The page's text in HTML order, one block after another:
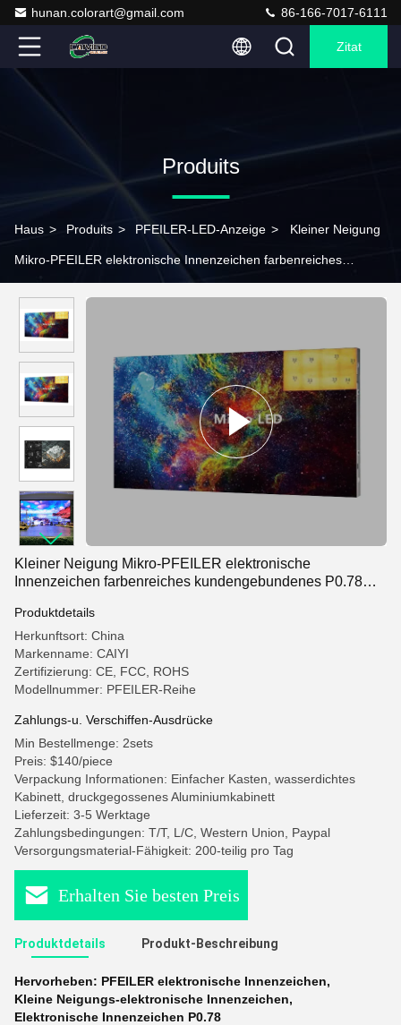
hunan.colorart@gmail.com 86-166-7017-6111
Zitat
Produits
Haus > Produits > PFEILER-LED-Anzeige > Kleiner Neigung
Mikro-PFEILER elektronische Innenzeichen farbenreiches
Kleiner Neigung Mikro-PFEILER elektronische
Innenzeichen farbenreiches kundengebundenes P0.78
Produktdetails
Herkunftsort: China
Markenname: CAIYI
Zertifizierung: CE, FCC, ROHS
Modellnummer: PFEILER-Reihe
Zahlungs-u. Verschiffen-Ausdrücke
Min Bestellmenge: 2sets
Preis: $140/piece
Verpackung Informationen: Einfacher Kasten, wasserdichtes
Kabinett, druckgegossenes Aluminiumkabinett
Lieferzeit: 3-5 Werktage
Zahlungsbedingungen: T/T, L/C, Western Union, Paypal
Versorgungsmaterial-Fähigkeit: 200-teilig pro Tag
Erhalten Sie besten Preis
Produktdetails Produkt-Beschreibung
Hervorheben: PFEILER elektronische Innenzeichen,
Kleine Neigungs-elektronische Innenzeichen,
Elektronische Innenzeichen P0.78